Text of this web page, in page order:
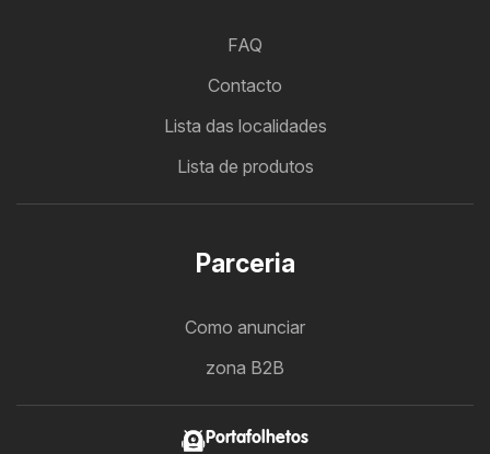
FAQ
Contacto
Lista das localidades
Lista de produtos
Parceria
Como anunciar
zona B2B
Portafolhetos